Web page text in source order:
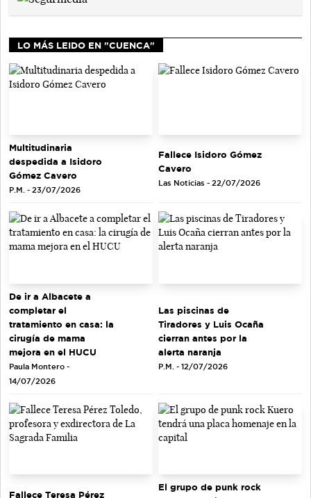
LO MÁS LEIDO EN "CUENCA"
Multitudinaria
despedida a Isidoro
Gómez Cavero
P.M. - 23/07/2026
Fallece Isidoro Gómez
Cavero
Las Noticias - 22/07/2026
De ir a Albacete a
completar el
tratamiento en casa: la
cirugía de mama
mejora en el HUCU
Paula Montero -
14/07/2026
Las piscinas de
Tiradores y Luis Ocaña
cierran antes por la
alerta naranja
P.M. - 12/07/2026
Fallece Teresa Pérez
El grupo de punk rock